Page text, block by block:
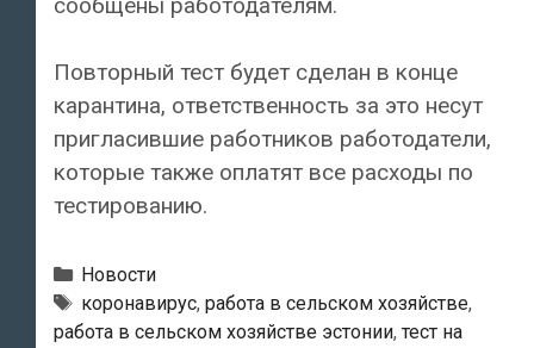
Повторный тест будет сделан в конце
карантина, ответственность за это несут
пригласившие работников работодатели,
которые также оплатят все расходы по
тестированию.
Рубрики
Новости
Теги
коронавирус, работа в сельском хозяйстве,
работа в сельском хозяйстве эстонии,тест на